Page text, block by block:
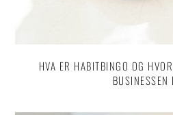
HVA ER HABITBINGO OG